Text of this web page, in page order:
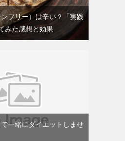
フリー）は辛い？「実践
みた感想と効果
一緒にダイエットしませ